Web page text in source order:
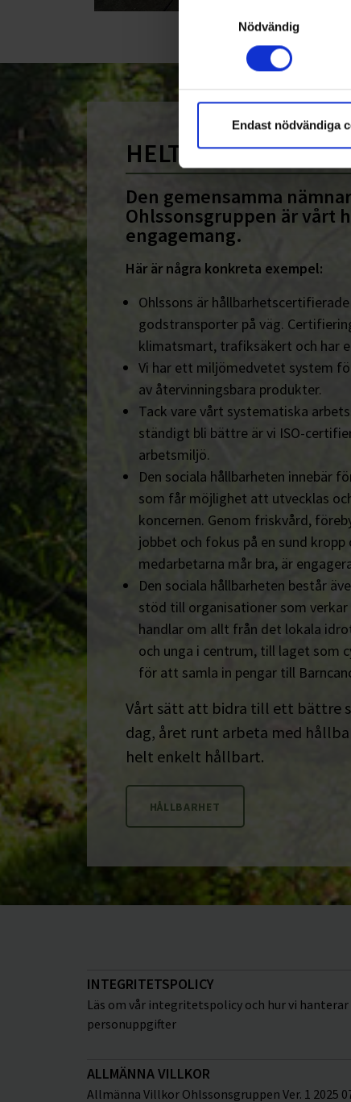
Nödvändig
Endast nödvändiga
HELT ENKELT
Den gemensamma
Ohlssonsgruppen är vårt
engagemang.
Här är några konkreta exempel:
Ohlssons är
godstransporter på väg.
klimatsmart, trafiksäkert och har
Vi har ett miljömedvetet system
av återvinningsbara produkter.
Tack vare vårt systematiska
ständigt bli bättre är vi ISO-
arbetsmiljö.
Den sociala hållbarheten innebär
som får möjlighet att utvecklas
koncernen. Genom friskvård,
jobbet och fokus på en sund
medarbetarna mår bra, är
Den sociala hållbarheten består
stöd till organisationer som
handlar om allt från det lokala
och unga i centrum, till laget som
för att samla in pengar till
Vårt sätt att bidra till ett bättre
dag, året runt arbeta med
helt enkelt hållbart.
HÅLLBARHET
INTEGRITETSPOLICY
Läs om vår integritetspolicy och hur vi hanterar
personuppgifter
ALLMÄNNA VILLKOR
Allmänna Villkor Ohlssonsgruppen Ver. 1 2025